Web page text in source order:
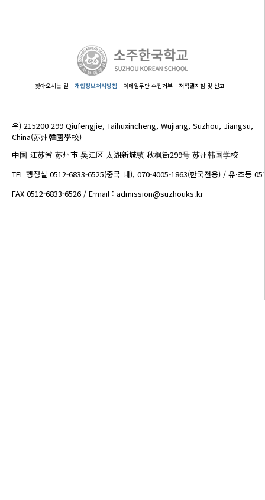
찾아오시는 길 개인정보처리방침 이메일무단 수집거부 저작권지침 및 신고
우) 215200 299 Qiufengjie, Taihuxincheng, Wujiang, Suzhou, Jiangsu,
China(苏州韓國學校)
中国 江苏省 苏州市 吴江区 太湖新城镇 秋枫街299号 苏州韩国学校
TEL 행정실 0512-6833-6525(중국 내), 070-4005-1863(한국전용) / 유·초등
FAX 0512-6833-6526 / E-mail : admission@suzhouks.kr